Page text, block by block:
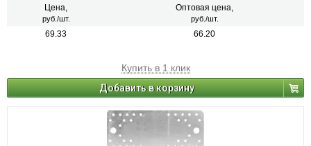
Цена,
руб./шт.
Оптовая цена,
руб./шт.
69.33 66.20
Купить в 1 клик
Добавить в корзину